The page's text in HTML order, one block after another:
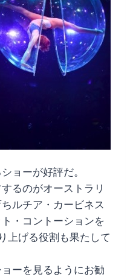
ョーが好評だ。
るのがオーストラリ
ルチア・カービネス
・コントーションを
上げる役割も果たして
ーを見るようにお勧